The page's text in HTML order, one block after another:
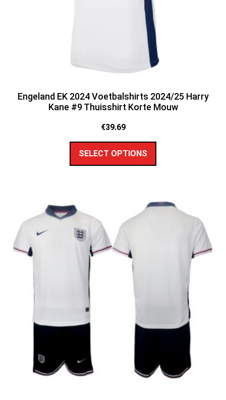
Engeland EK 2024 Voetbalshirts 2024/25 Harry
Kane #9 Thuisshirt Korte Mouw
€39.69
SELECT OPTIONS